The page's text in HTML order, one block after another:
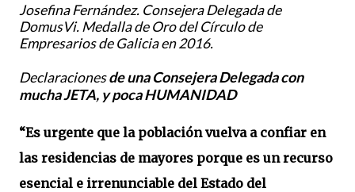
Josefina Fernández. Consejera Delegada de
DomusVi. Medalla de Oro del Círculo de
Empresarios de Galicia en 2016.
Declaracionesde una Consejera Delegada con
mucha JETA, y poca HUMANIDAD
“Es urgente que la población vuelva a confiar en
las residencias de mayores porque es un recurso
esencial e irrenunciable del Estado del